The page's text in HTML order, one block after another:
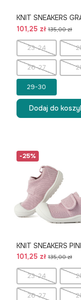
KNIT SNEAKERS
101,25 zł135,00 zł
23-24
26-27
29-30
Dodaj do
-25%
KNIT SNEAKERS
101,25 zł135,00 zł
23-24
26-27